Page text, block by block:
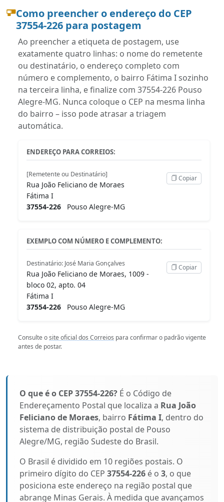
Como preencher o endereço do CEP
37554-226 para postagem
Ao preencher a etiqueta de postagem, use
exatamente quatro linhas: o nome do remetente
ou destinatário, o endereço completo com
número e complemento, o bairro Fátima I sozinho
na terceira linha, e finalize com 37554-226 Pouso
Alegre-MG. Nunca coloque o CEP na mesma linha
do bairro – isso pode atrasar a triagem
automática.
ENDEREÇO PARA CORREIOS:
[Remetente ou Destinatário]
Rua João Feliciano de Moraes
Fátima I
37554-226 Pouso Alegre-MG
Copiar
EXEMPLO COM NÚMERO E COMPLEMENTO:
Destinatário: José Maria Gonçalves
Rua João Feliciano de Moraes, 1009 -
bloco 02, apto. 04
Fátima I
37554-226 Pouso Alegre-MG
Copiar
Consulte osite oficial dos Correios para confirmar o padrão vigente
antes de postar.
O que é o CEP 37554-226? É o Código de
Endereçamento Postal que localiza a Rua João
Feliciano de Moraes, bairro Fátima I, dentro do
sistema de distribuição postal de Pouso
Alegre/MG, região Sudeste do Brasil.
O Brasil é dividido em 10 regiões postais. O
primeiro dígito do CEP 37554-226 é o 3, o que
posiciona este endereço na região postal que
abrange Minas Gerais. À medida que avançamos